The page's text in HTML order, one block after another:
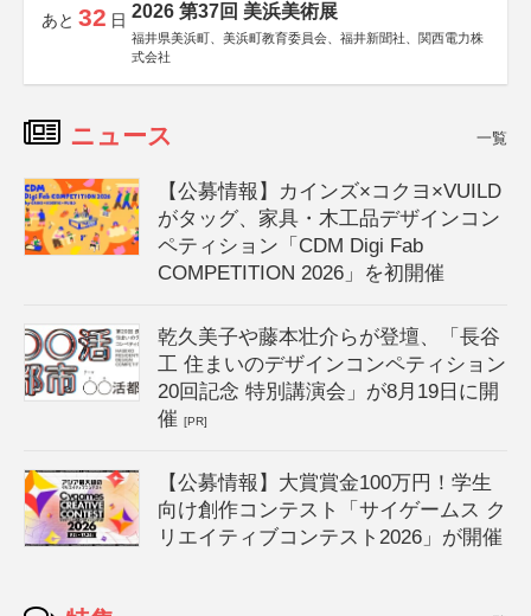
あと 32 日 2026 第37回 美浜美術展
福井県美浜町、美浜町教育委員会、福井新聞社、関西電力株
式会社
ニュース 一覧
【公募情報】カインズ×コクヨ×VUILD
がタッグ、家具・木工品デザインコン
ペティション「CDM Digi Fab
COMPETITION 2026」を初開催
乾久美子や藤本壮介らが登壇、「長谷
工 住まいのデザインコンペティション
20回記念 特別講演会」が8月19日に開
催[PR]
【公募情報】大賞賞金100万円！学生
向け創作コンテスト「サイゲームス ク
リエイティブコンテスト2026」が開催